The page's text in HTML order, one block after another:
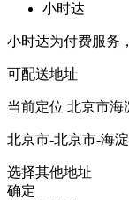
小时达
小时达为付费服务
可配送地址
当前定位 北京市海
北京市-北京市-海
选择其他地址
确定